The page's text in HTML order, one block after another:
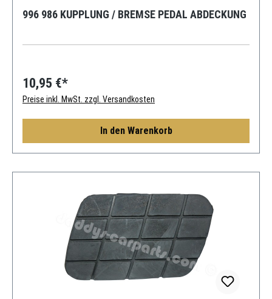
996 986 KUPPLUNG / BREMSE PEDAL ABDECKUNG
10,95 €*
Preise inkl. MwSt. zzgl. Versandkosten
In den Warenkorb